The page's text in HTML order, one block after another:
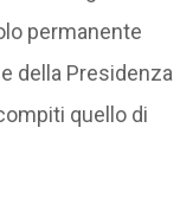
permanente
della Presidenza
quello di